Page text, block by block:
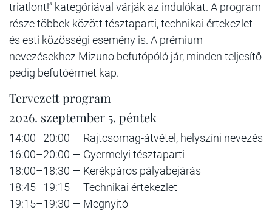
triatlont!” kategóriával várják az indulókat. A program
része többek között tésztaparti, technikai értekezlet
és esti közösségi esemény is. A prémium
nevezésekhez Mizuno befutópóló jár, minden teljesítő
pedig befutóérmet kap.
Tervezett program
2026. szeptember 5. péntek
14:00–20:00 — Rajtcsomag-átvétel, helyszíni nevezés
16:00–20:00 — Gyermelyi tésztaparti
18:00–18:30 — Kerékpáros pályabejárás
18:45–19:15 — Technikai értekezlet
19:15–19:30 — Megnyitó